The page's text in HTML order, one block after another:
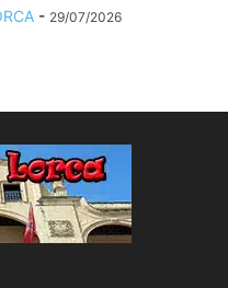
- 29/07/2026